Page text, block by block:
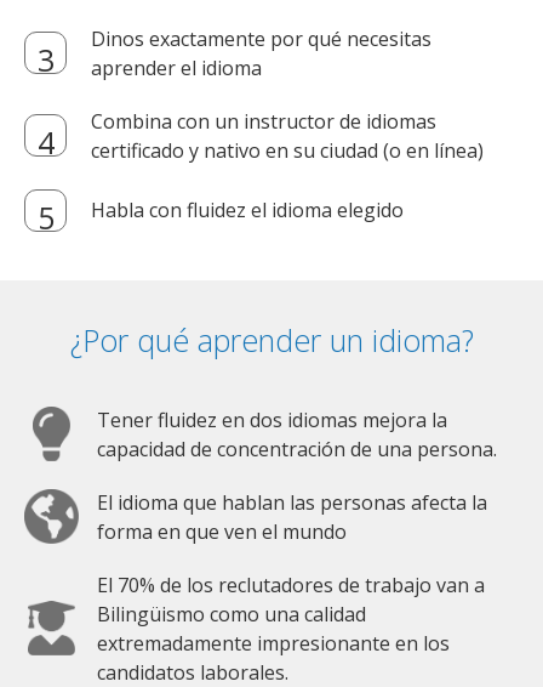
Dinos exactamente por qué necesitas
aprender el idioma
Combina con un instructor de idiomas
certificado y nativo en su ciudad (o en línea)
Habla con fluidez el idioma elegido
¿Por qué aprender un idioma?
Tener fluidez en dos idiomas mejora la
capacidad de concentración de una persona.
El idioma que hablan las personas afecta la
forma en que ven el mundo
El 70% de los reclutadores de trabajo van a
Bilingüismo como una calidad
extremadamente impresionante en los
candidatos laborales.